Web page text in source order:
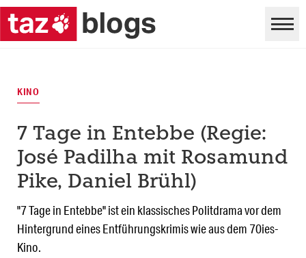
KINO
7 Tage in Entebbe (Regie:
José Padilha mit Rosamund
Pike, Daniel Brühl)
"7 Tage in Entebbe" ist ein klassisches Politdrama vor dem
Hintergrund eines Entführungskrimis wie aus dem 70ies-
Kino.